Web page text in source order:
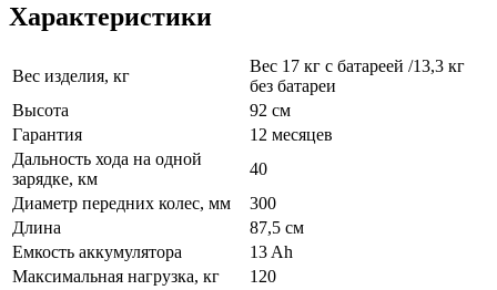
Характеристики
Вес изделия, кг
Вес 17 кг с батареей /13,3 кг
без батареи
Высота
92 см
Гарантия
12 месяцев
Дальность хода на одной
зарядке, км
40
Диаметр передних колес, мм
300
Длина
87,5 см
Емкость аккумулятора
13 Ah
Максимальная нагрузка, кг
120